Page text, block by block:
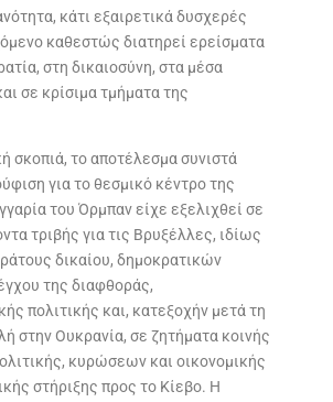
κάτι εξαιρετικά δυσχερές
καθεστώς διατηρεί ερείσματα
στη δικαιοσύνη, στα μέσα
σε κρίσιμα τμήματα της
σκοπιά, το αποτέλεσμα συνιστά
για το θεσμικό κέντρο της
του Όρμπαν είχε εξελιχθεί σε
τριβής για τις Βρυξέλλες, ιδίως
δικαίου, δημοκρατικών
της διαφθοράς,
πολιτικής και, κατεξοχήν μετά τη
στην Ουκρανία, σε ζητήματα κοινής
κυρώσεων και οικονομικής
στήριξης προς το Κίεβο. Η